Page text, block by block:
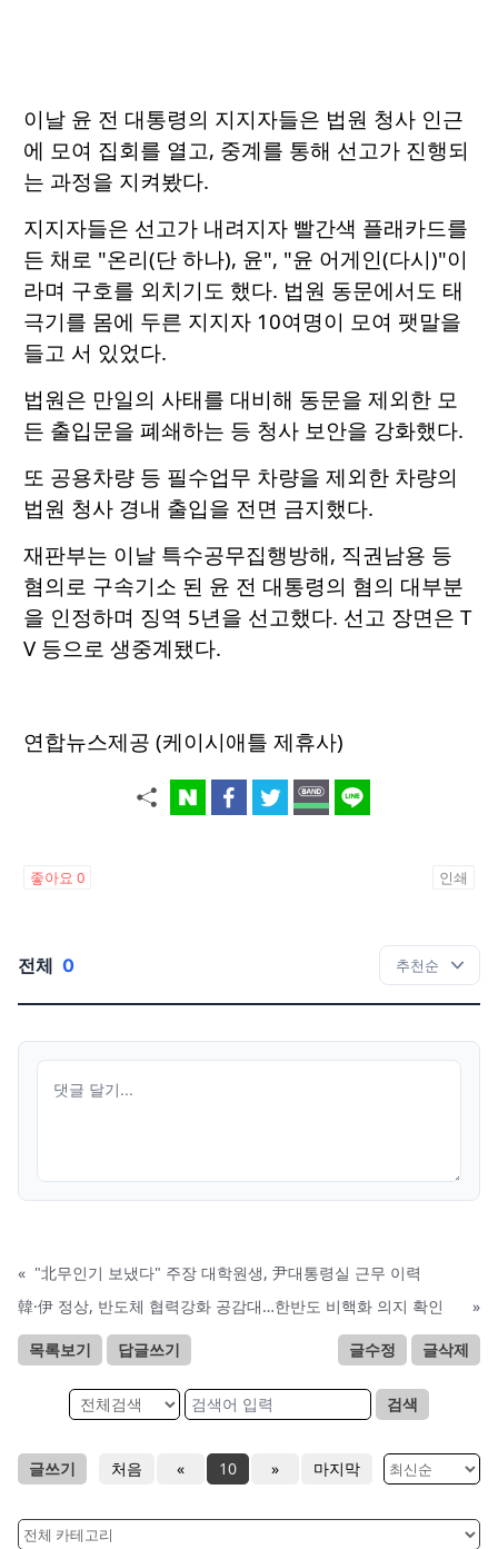
이날 윤 전 대통령의 지지자들은 법원 청사 인근
에 모여 집회를 열고, 중계를 통해 선고가 진행되
는 과정을 지켜봤다.
지지자들은 선고가 내려지자 빨간색 플래카드를
든 채로 "온리(단 하나), 윤", "윤 어게인(다시)"이
라며 구호를 외치기도 했다. 법원 동문에서도 태
극기를 몸에 두른 지지자 10여명이 모여 팻말을
들고 서 있었다.
법원은 만일의 사태를 대비해 동문을 제외한 모
든 출입문을 폐쇄하는 등 청사 보안을 강화했다.
또 공용차량 등 필수업무 차량을 제외한 차량의
법원 청사 경내 출입을 전면 금지했다.
재판부는 이날 특수공무집행방해, 직권남용 등
혐의로 구속기소 된 윤 전 대통령의 혐의 대부분
을 인정하며 징역 5년을 선고했다. 선고 장면은 T
V 등으로 생중계됐다.
연합뉴스제공 (케이시애틀 제휴사)
좋아요 0 인쇄
전체 0
« "北무인기 보냈다" 주장 대학원생, 尹대통령실 근무 이력
韓·伊 정상, 반도체 협력강화 공감대…한반도 비핵화 의지 확인
»
목록보기 답글쓰기 글수정 글삭제
검색
글쓰기 처음 « 10 » 마지막